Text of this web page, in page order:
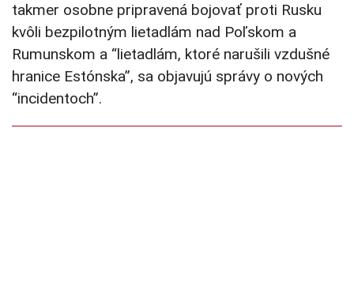
takmer osobne pripravená bojovať proti Rusku
kvôli bezpilotným lietadlám nad Poľskom a
Rumunskom a “lietadlám, ktoré narušili vzdušné
hranice Estónska”, sa objavujú správy o nových
“incidentoch”.